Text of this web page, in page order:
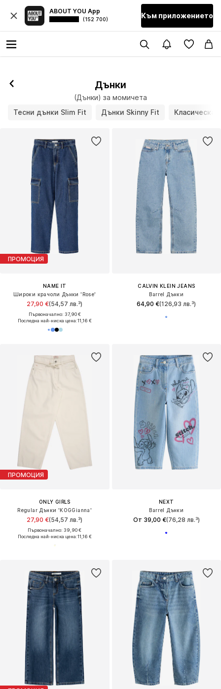
ABOUT YOU App
(152 700) Към приложението
Дънки
(Дънки) за момичета
Тесни дънки Slim Fit
Дънки Skinny Fit Класическа
ПРОМОЦИЯ
NAME IT
Широки крачоли Дънки 'Rose'
27,90 €(54,57 лв.³)
Първоначално: 37,90 €
Последна най-ниска цена:11,16 €
CALVIN KLEIN JEANS
Barrel Дънки
64,90 €(126,93 лв.³)
ПРОМОЦИЯ
ONLY GIRLS
Regular Дънки 'KOGGianna'
27,90 €(54,57 лв.³)
Първоначално: 39,90 €
Последна най-ниска цена:11,16 €
NEXT
Barrel Дънки
От 39,00 €(76,28 лв.³)